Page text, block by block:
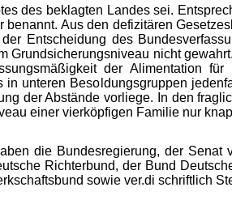
des beklagten Landes sei.
benannt. Aus den defizitären
Entscheidung des
Grundsicherungsniveau nicht
der Alimentation
in unteren Besoldungsgruppen
der Abstände vorliege. In den
einer vierköpfigen Familie nur
die Bundesregierung, der
Richterbund, der Bund
sowie ver.di schriftlich